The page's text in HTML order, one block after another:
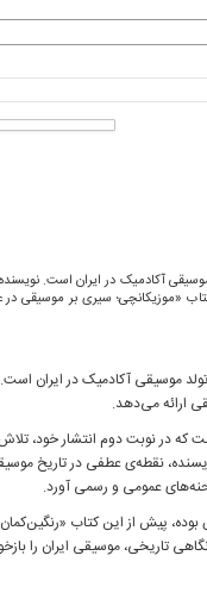
آکادمیک در ایران است. نویسنده
«موزیکانچی؛ سیری بر موسیقی در
موسیقی آکادمیک در ایران است.
ارائه می‌دهد.
که در نوبت دوم انتشار خود،
نقطه‌ی عطفی در تاریخ
عمومی و رسمی آورد.
پیش از این کتاب
تاریخی، موسیقی ایران را